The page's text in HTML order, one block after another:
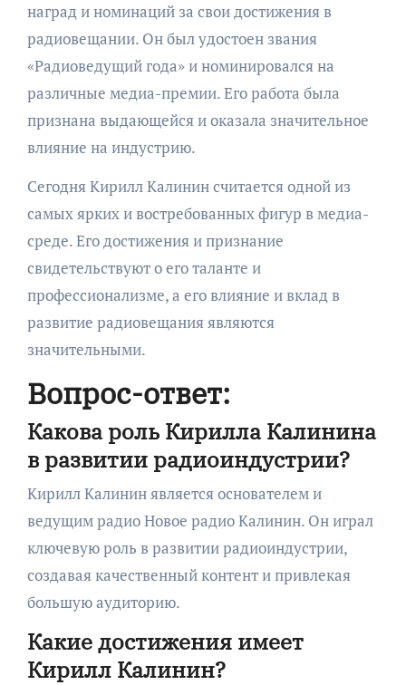
наград и номинаций за свои достижения в
радиовещании. Он был удостоен звания
«Радиоведущий года» и номинировался на
различные медиа-премии. Его работа была
признана выдающейся и оказала значительное
влияние на индустрию.
Сегодня Кирилл Калинин считается одной из
самых ярких и востребованных фигур в медиа-
среде. Его достижения и признание
свидетельствуют о его таланте и
профессионализме, а его влияние и вклад в
развитие радиовещания являются
значительными.
Вопрос-ответ:
Какова роль Кирилла Калинина
в развитии радиоиндустрии?
Кирилл Калинин является основателем и
ведущим радио Новое радио Калинин. Он играл
ключевую роль в развитии радиоиндустрии,
создавая качественный контент и привлекая
большую аудиторию.
Какие достижения имеет
Кирилл Калинин?